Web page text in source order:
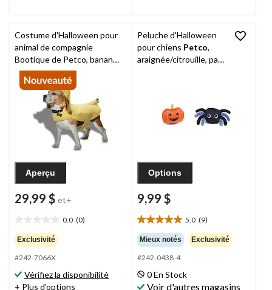
Costume d'Halloween pour
animal de compagnie
Bootique de Petco, banane,
jaune, tailles variées
Aperçu
29,99 $ et+
0.0 (0)
étoile(s)
sur
5.
Exclusivité
#242-7066X
Vérifiez la disponibilité
+ Plus d'options
Peluche d'Halloween
pour chiens Petco,
araignée/citrouille, paq.
Options
9,99 $
5.0 (9)
5.0
étoile(s)
sur
5.
9
évaluations
Mieux notés Exclusivité
#242-0438-4
0 En Stock
Voir d'autres magasins